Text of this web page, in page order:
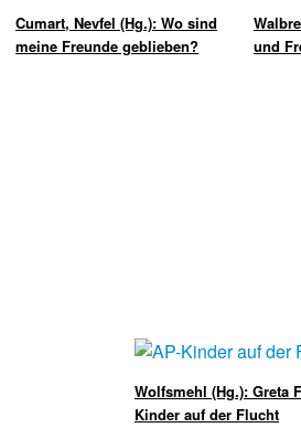
Cumart, Nevfel (Hg.): Wo sind
meine Freunde geblieben?
und
Wolfsmehl (Hg.): Greta
Kinder auf der Flucht